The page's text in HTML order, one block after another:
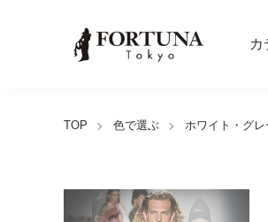
カ
TOP 色で選ぶ ホワイト・グ